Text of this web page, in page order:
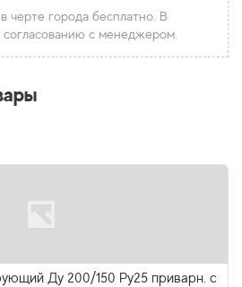
черте города бесплатно. В
согласованию с менеджером.
Ду 200/150 Ру25 приварн. с